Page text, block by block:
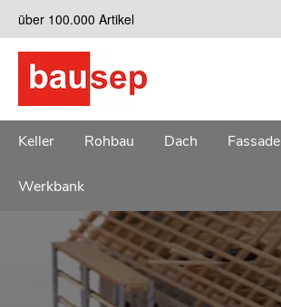
Zum
Inhalt
springen
über 100.000 Artikel
Keller Rohbau Dach Fassade
Werkbank